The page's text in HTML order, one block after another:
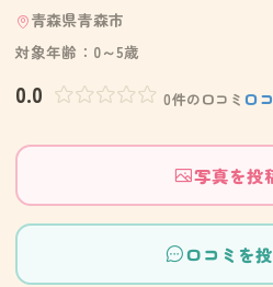
青森県青森市
対象年齢：0～5歳
0.0 0件の口コミ 口
写真を投
口コミを